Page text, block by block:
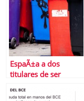
EspaÃ±a a dos
titulares de ser
basura